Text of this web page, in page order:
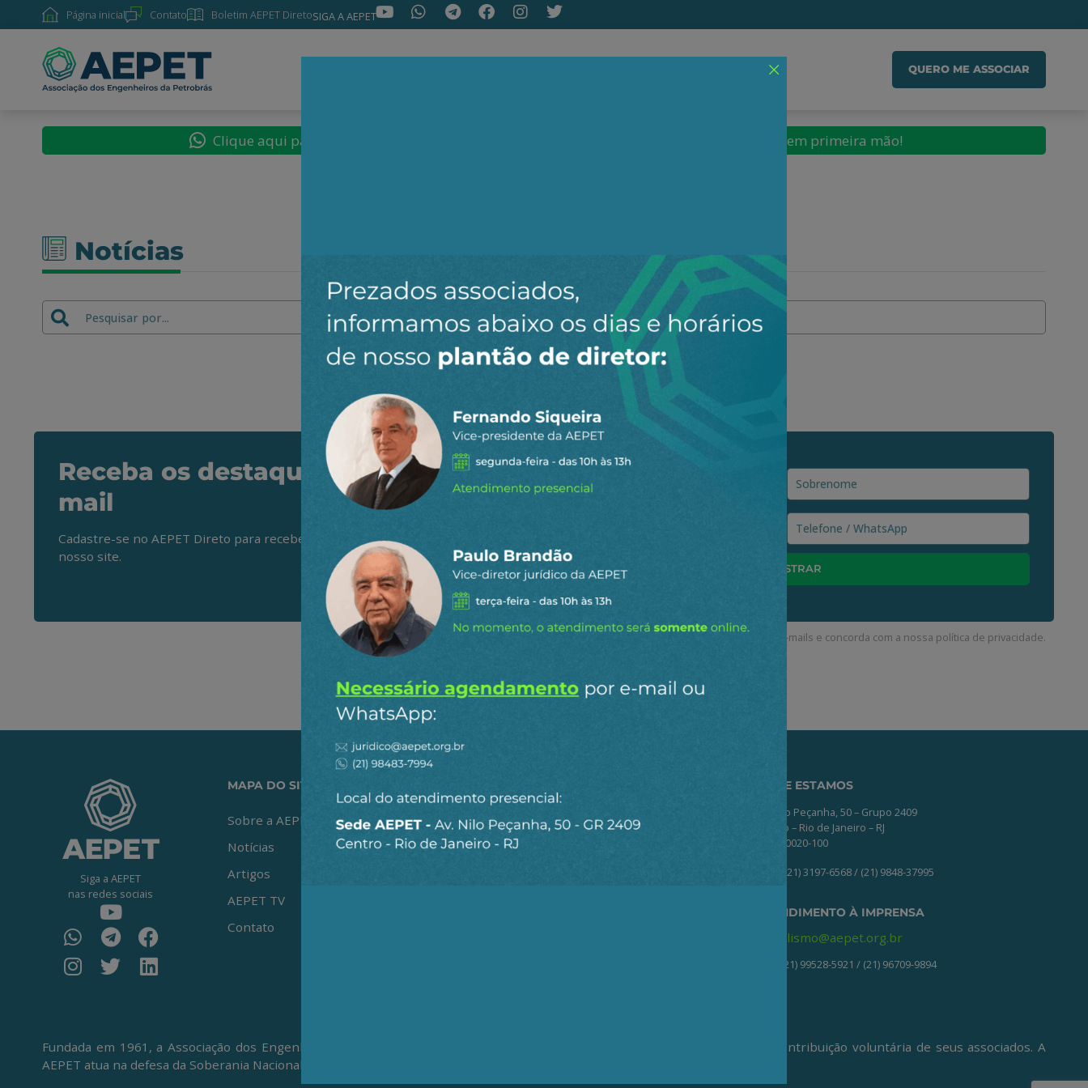
Página inicial Contato Boletim AEPET DiretoSIGA A AEPET
QUERO ME ASSOCIAR
Clique aqui para seguir o novo canal da AEPET no WhatsApp e receber nossos conteúdos em primeira mão!
Notícias
Nenhuma notícia encontrada.
Receba os destaques do dia por e-
mail
Cadastre-se no AEPET Direto para receber os principais conteúdos publicados em
nosso site.
Ao clicar em “Cadastrar” você aceita receber nossos e-mails e concorda com a nossa política de privacidade.
Siga a AEPET
nas redes sociais
MAPA DO SITE
Sobre a AEPET
Notícias
Artigos
AEPET TV
Contato
Clique no botão abaixo para enviar as
ONDE ESTAMOS
Av. Nilo Peçanha, 50 – Grupo 2409
Centro – Rio de Janeiro – RJ
CEP: 20020-100
(21) 3197-6568 / (21) 9848-37995
ATENDIMENTO À IMPRENSA
jornalismo@aepet.org.br
(21) 99528-5921 / (21) 96709-9894
Fundada em 1961, a Associação dos Engenheiros da Petrobrás (AEPET) é uma sociedade sem fins lucrativos, que vive da contribuição voluntária de seus associados. A
AEPET atua na defesa da Soberania Nacional, da Petrobrás e de seu Corpo Técnico.